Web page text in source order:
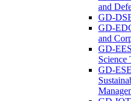
and
GD-
GD-
and
GD-
Science
GD-